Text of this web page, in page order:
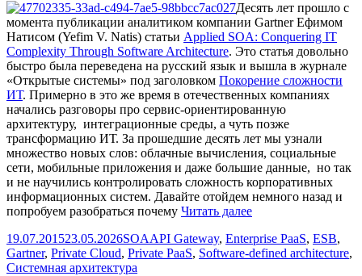
Десять лет прошло с
момента публикации аналитиком компании Gartner Ефимом
Натисом (Yefim V. Natis) статьи Applied SOA: Conquering IT
Complexity Through Software Architecture. Это статья довольно
быстро была переведена на русский язык и вышла в журнале
«Открытые системы» под заголовком Покорение сложности
ИТ. Примерно в это же время в отечественных компаниях
начались разговоры про сервис-ориентированную
архитектуру, интеграционные среды, а чуть позже
трансформацию ИТ. За прошедшие десять лет мы узнали
множество новых слов: облачные вычисления, социальные
сети, мобильные приложения и даже большие данные, но так
и не научились контролировать сложность корпоративных
информационных систем. Давайте отойдем немного назад и
попробуем разобраться почему Читать далееТрансформация
сервисная
архитектура
Опубликовано
19.07.201523.05.2026Рубрики
SOA Метки
API Gateway, Enterprise PaaS, ESB,
Gartner, Private Cloud, Private PaaS, Software-defined architecture,
Системная архитектура